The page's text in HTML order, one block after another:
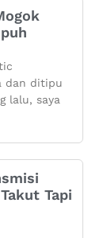
dan ditipu
lalu, saya
Tapi